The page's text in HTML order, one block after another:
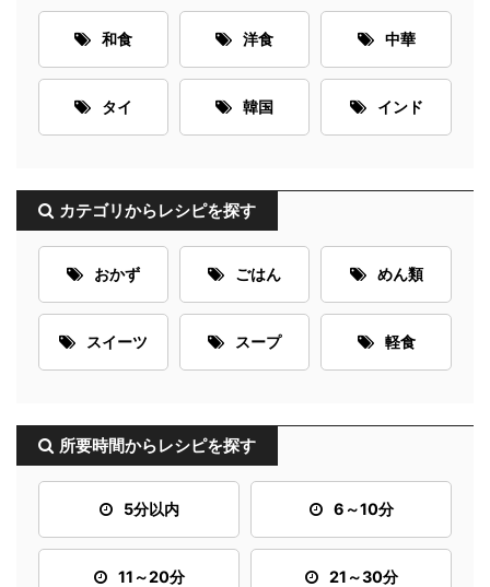
和食 洋食 中華
タイ 韓国 インド
カテゴリからレシピを探す
おかず ごはん めん類
スイーツ スープ 軽食
所要時間からレシピを探す
5分以内 6～10分
11～20分 21～30分